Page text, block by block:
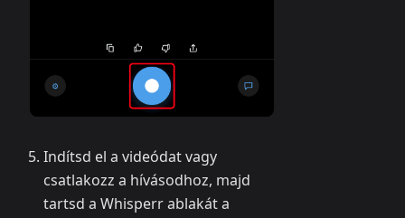
Indítsd el a videódat vagy
csatlakozz a hívásodhoz, majd
tartsd a Whisperr ablakát a